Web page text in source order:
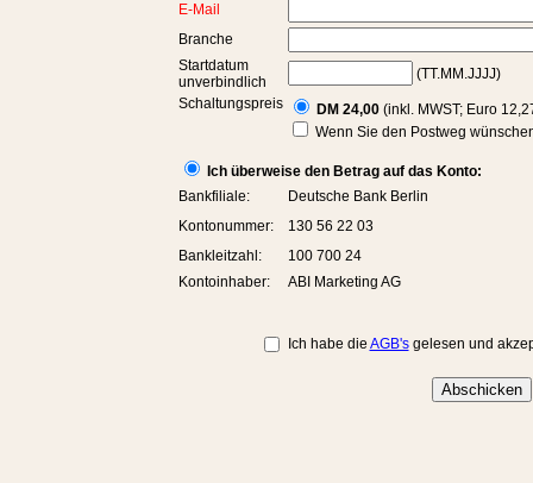
E-Mail
Branche
Startdatum
unverbindlich
(TT.MM.JJJJ)
Schaltungspreis
DM 24,00 (inkl. MWST; Euro
Wenn Sie den Postweg
Ich überweise den Betrag auf das Konto:
Bankfiliale:
Deutsche Bank Berlin
Kontonummer:
130 56 22 03
Bankleitzahl:
100 700 24
Kontoinhaber:
ABI Marketing AG
Ich habe die AGB'sgelesen und